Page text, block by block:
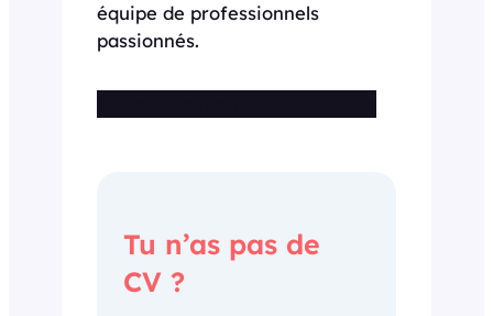
équipe de professionnels
passionnés.
Tu n’as pas de
CV ?